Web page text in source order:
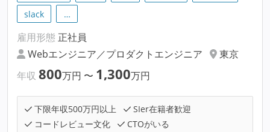
slack
…
雇用形態 正社員
Webエンジニア／プロダクトエンジニア
東京
年収 800万円 〜 1,300万円
下限年収500万円以上
SIer在籍者歓迎
コードレビュー文化
CTOがいる